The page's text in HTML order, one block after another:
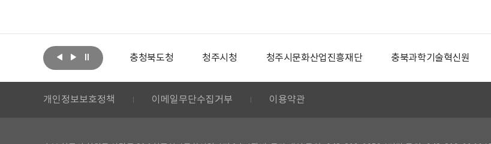
문화체육관광부 충청북도청 청주시청 청주시문화산업진흥재단 충북과학기술혁신원
개인정보보호정책 이메일무단수집거부 이용약관